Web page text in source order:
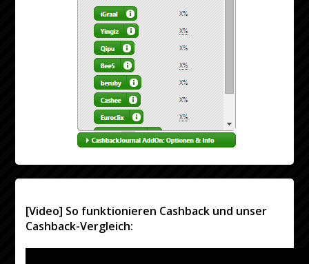
[Video] So funktionieren Cashback und unser
Cashback-Vergleich: